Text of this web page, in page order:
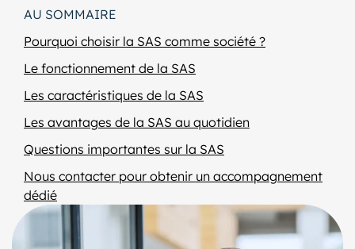
AU SOMMAIRE
Pourquoi choisir la SAS comme société ?
Le fonctionnement de la SAS
Les caractéristiques de la SAS
Les avantages de la SAS au quotidien
Questions importantes sur la SAS
Nous contacter pour obtenir un accompagnement
dédié